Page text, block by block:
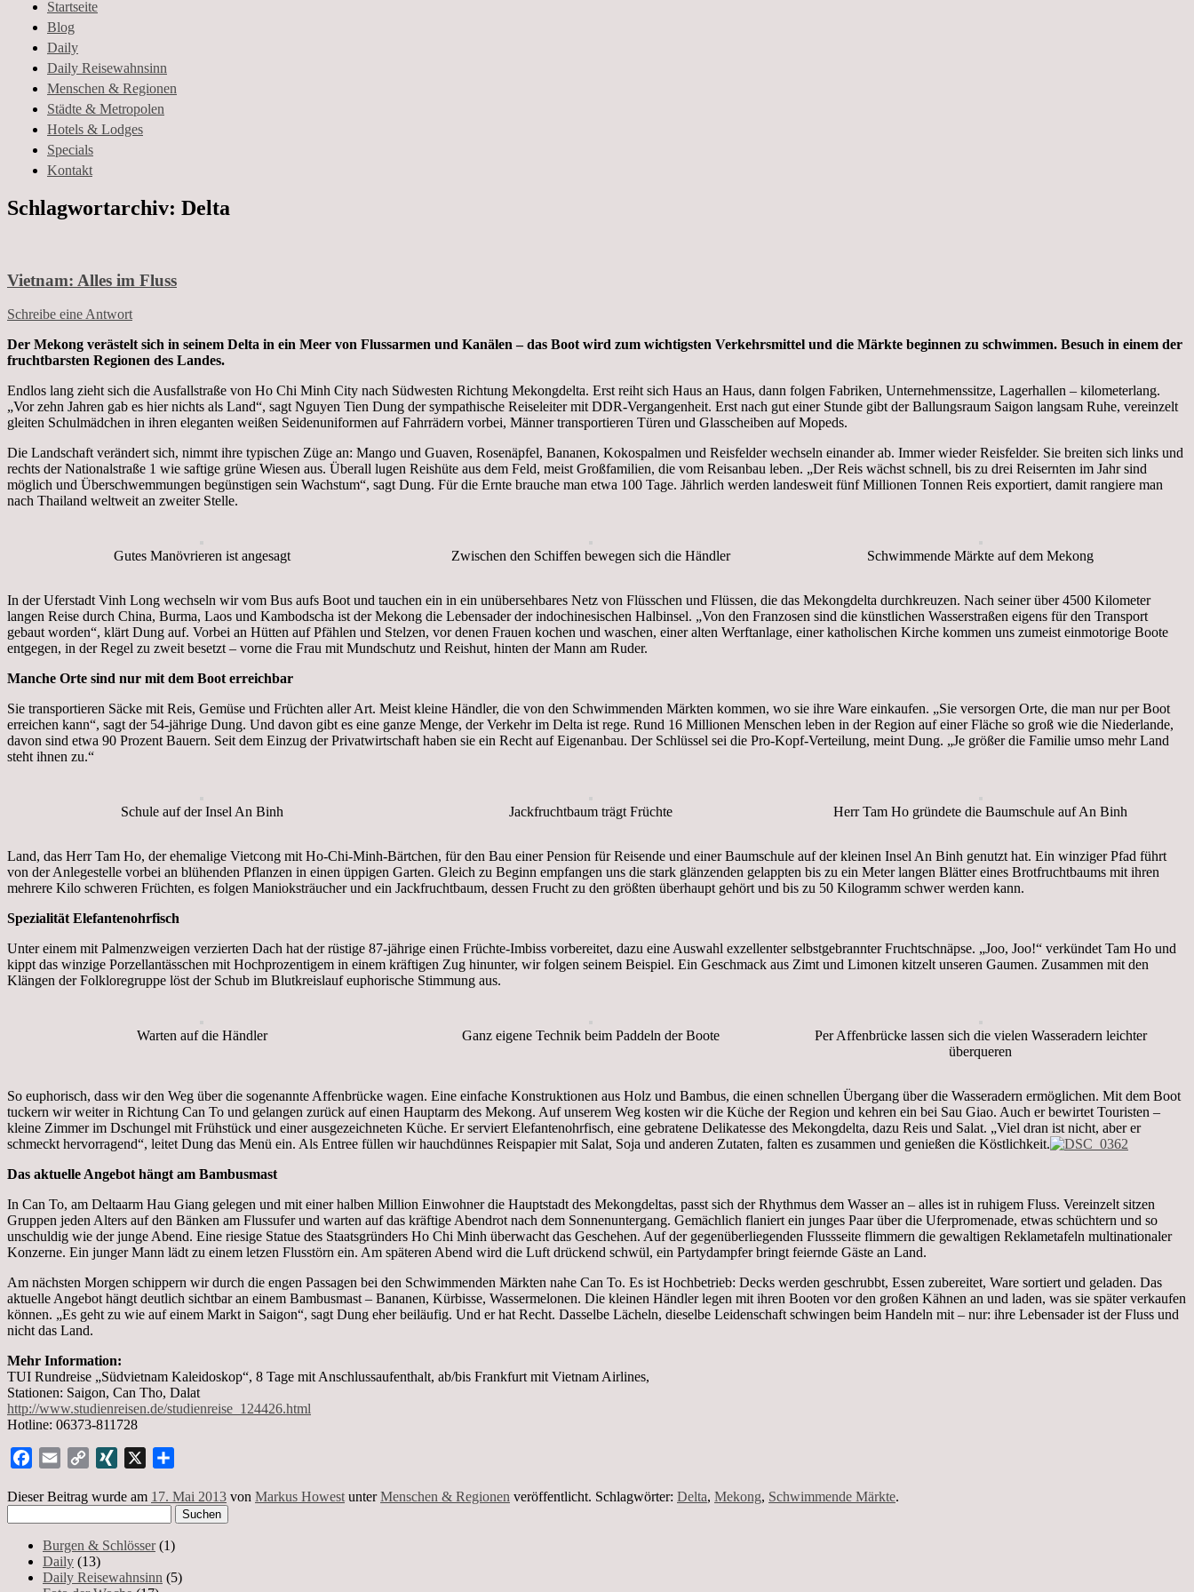
Startseite
Blog
Daily
Daily Reisewahnsinn
Menschen & Regionen
Städte & Metropolen
Hotels & Lodges
Specials
Kontakt
Schlagwortarchiv: Delta
Vietnam: Alles im Fluss
Schreibe eine Antwort
Der Mekong verästelt sich in seinem Delta in ein Meer von Flussarmen und Kanälen – das Boot wird zum wichtigsten Verkehrsmittel und die Märkte beginnen zu schwimmen. Besuch in einem der
fruchtbarsten Regionen des Landes.
Endlos lang zieht sich die Ausfallstraße von Ho Chi Minh City nach Südwesten Richtung Mekongdelta. Erst reiht sich Haus an Haus, dann folgen Fabriken, Unternehmenssitze, Lagerhallen – kilometerlang.
„Vor zehn Jahren gab es hier nichts als Land“, sagt Nguyen Tien Dung der sympathische Reiseleiter mit DDR-Vergangenheit. Erst nach gut einer Stunde gibt der Ballungsraum Saigon langsam Ruhe, vereinzelt
gleiten Schulmädchen in ihren eleganten weißen Seidenuniformen auf Fahrrädern vorbei, Männer transportieren Türen und Glasscheiben auf Mopeds.
Die Landschaft verändert sich, nimmt ihre typischen Züge an: Mango und Guaven, Rosenäpfel, Bananen, Kokospalmen und Reisfelder wechseln einander ab. Immer wieder Reisfelder. Sie breiten sich links und
rechts der Nationalstraße 1 wie saftige grüne Wiesen aus. Überall lugen Reishüte aus dem Feld, meist Großfamilien, die vom Reisanbau leben. „Der Reis wächst schnell, bis zu drei Reisernten im Jahr sind
möglich und Überschwemmungen begünstigen sein Wachstum“, sagt Dung. Für die Ernte brauche man etwa 100 Tage. Jährlich werden landesweit fünf Millionen Tonnen Reis exportiert, damit rangiere man
nach Thailand weltweit an zweiter Stelle.
Gutes Manövrieren ist angesagt Zwischen den Schiffen bewegen sich die Händler Schwimmende Märkte auf dem Mekong
In der Uferstadt Vinh Long wechseln wir vom Bus aufs Boot und tauchen ein in ein unübersehbares Netz von Flüsschen und Flüssen, die das Mekongdelta durchkreuzen. Nach seiner über 4500 Kilometer
langen Reise durch China, Burma, Laos und Kambodscha ist der Mekong die Lebensader der indochinesischen Halbinsel. „Von den Franzosen sind die künstlichen Wasserstraßen eigens für den Transport
gebaut worden“, klärt Dung auf. Vorbei an Hütten auf Pfählen und Stelzen, vor denen Frauen kochen und waschen, einer alten Werftanlage, einer katholischen Kirche kommen uns zumeist einmotorige Boote
entgegen, in der Regel zu zweit besetzt – vorne die Frau mit Mundschutz und Reishut, hinten der Mann am Ruder.
Manche Orte sind nur mit dem Boot erreichbar
Sie transportieren Säcke mit Reis, Gemüse und Früchten aller Art. Meist kleine Händler, die von den Schwimmenden Märkten kommen, wo sie ihre Ware einkaufen. „Sie versorgen Orte, die man nur per Boot
erreichen kann“, sagt der 54-jährige Dung. Und davon gibt es eine ganze Menge, der Verkehr im Delta ist rege. Rund 16 Millionen Menschen leben in der Region auf einer Fläche so groß wie die Niederlande,
davon sind etwa 90 Prozent Bauern. Seit dem Einzug der Privatwirtschaft haben sie ein Recht auf Eigenanbau. Der Schlüssel sei die Pro-Kopf-Verteilung, meint Dung. „Je größer die Familie umso mehr Land
steht ihnen zu.“
Schule auf der Insel An Binh Jackfruchtbaum trägt Früchte Herr Tam Ho gründete die Baumschule auf An Binh
Land, das Herr Tam Ho, der ehemalige Vietcong mit Ho-Chi-Minh-Bärtchen, für den Bau einer Pension für Reisende und einer Baumschule auf der kleinen Insel An Binh genutzt hat. Ein winziger Pfad führt
von der Anlegestelle vorbei an blühenden Pflanzen in einen üppigen Garten. Gleich zu Beginn empfangen uns die stark glänzenden gelappten bis zu ein Meter langen Blätter eines Brotfruchtbaums mit ihren
mehrere Kilo schweren Früchten, es folgen Manioksträucher und ein Jackfruchtbaum, dessen Frucht zu den größten überhaupt gehört und bis zu 50 Kilogramm schwer werden kann.
Spezialität Elefantenohrfisch
Unter einem mit Palmenzweigen verzierten Dach hat der rüstige 87-jährige einen Früchte-Imbiss vorbereitet, dazu eine Auswahl exzellenter selbstgebrannter Fruchtschnäpse. „Joo, Joo!“ verkündet Tam Ho und
kippt das winzige Porzellantässchen mit Hochprozentigem in einem kräftigen Zug hinunter, wir folgen seinem Beispiel. Ein Geschmack aus Zimt und Limonen kitzelt unseren Gaumen. Zusammen mit den
Klängen der Folkloregruppe löst der Schub im Blutkreislauf euphorische Stimmung aus.
Warten auf die Händler Ganz eigene Technik beim Paddeln der Boote
Per Affenbrücke lassen sich die vielen Wasseradern leichter
überqueren
So euphorisch, dass wir den Weg über die sogenannte Affenbrücke wagen. Eine einfache Konstruktionen aus Holz und Bambus, die einen schnellen Übergang über die Wasseradern ermöglichen. Mit dem Boot
tuckern wir weiter in Richtung Can To und gelangen zurück auf einen Hauptarm des Mekong. Auf unserem Weg kosten wir die Küche der Region und kehren ein bei Sau Giao. Auch er bewirtet Touristen –
kleine Zimmer im Dschungel mit Frühstück und einer ausgezeichneten Küche. Er serviert Elefantenohrfisch, eine gebratene Delikatesse des Mekongdelta, dazu Reis und Salat. „Viel dran ist nicht, aber er
schmeckt hervorragend“, leitet Dung das Menü ein. Als Entree füllen wir hauchdünnes Reispapier mit Salat, Soja und anderen Zutaten, falten es zusammen und genießen die Köstlichkeit.
Das aktuelle Angebot hängt am Bambusmast
In Can To, am Deltaarm Hau Giang gelegen und mit einer halben Million Einwohner die Hauptstadt des Mekongdeltas, passt sich der Rhythmus dem Wasser an – alles ist in ruhigem Fluss. Vereinzelt sitzen
Gruppen jeden Alters auf den Bänken am Flussufer und warten auf das kräftige Abendrot nach dem Sonnenuntergang. Gemächlich flaniert ein junges Paar über die Uferpromenade, etwas schüchtern und so
unschuldig wie der junge Abend. Eine riesige Statue des Staatsgründers Ho Chi Minh überwacht das Geschehen. Auf der gegenüberliegenden Flussseite flimmern die gewaltigen Reklametafeln multinationaler
Konzerne. Ein junger Mann lädt zu einem letzen Flusstörn ein. Am späteren Abend wird die Luft drückend schwül, ein Partydampfer bringt feiernde Gäste an Land.
Am nächsten Morgen schippern wir durch die engen Passagen bei den Schwimmenden Märkten nahe Can To. Es ist Hochbetrieb: Decks werden geschrubbt, Essen zubereitet, Ware sortiert und geladen. Das
aktuelle Angebot hängt deutlich sichtbar an einem Bambusmast – Bananen, Kürbisse, Wassermelonen. Die kleinen Händler legen mit ihren Booten vor den großen Kähnen an und laden, was sie später verkaufen
können. „Es geht zu wie auf einem Markt in Saigon“, sagt Dung eher beiläufig. Und er hat Recht. Dasselbe Lächeln, dieselbe Leidenschaft schwingen beim Handeln mit – nur: ihre Lebensader ist der Fluss und
nicht das Land.
Mehr Information:
TUI Rundreise „Südvietnam Kaleidoskop“, 8 Tage mit Anschlussaufenthalt, ab/bis Frankfurt mit Vietnam Airlines,
Stationen: Saigon, Can Tho, Dalat
http://www.studienreisen.de/studienreise_124426.html
Hotline: 06373-811728
Facebook
Email
Copy
XING
Dieser Beitrag wurde am 17. Mai 2013 von Markus Howest unterMenschen & Regionen veröffentlicht. Schlagwörter: Delta, Mekong, Schwimmende Märkte.
nach:
Burgen & Schlösser(1)
Daily (13)
Daily Reisewahnsinn (5)